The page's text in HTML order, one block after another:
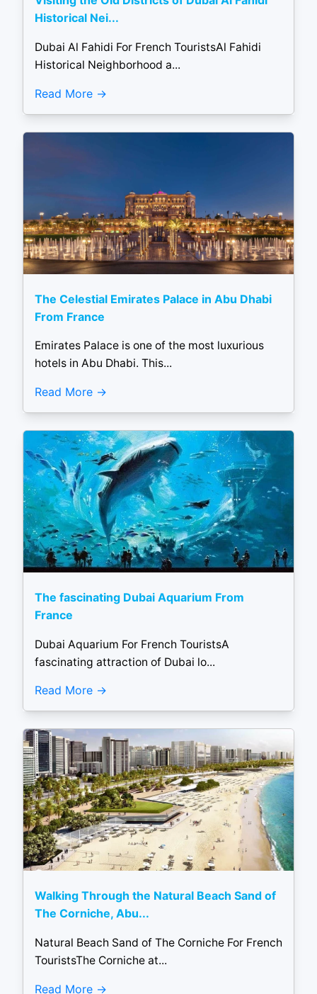
Historical Nei...
Dubai Al Fahidi For French TouristsAl Fahidi
Historical Neighborhood a...
Read More
The Celestial Emirates Palace in Abu Dhabi
From France
Emirates Palace is one of the most luxurious
hotels in Abu Dhabi. This...
Read More
The fascinating Dubai Aquarium From
France
Dubai Aquarium For French TouristsA
fascinating attraction of Dubai lo...
Read More
Walking Through the Natural Beach Sand of
The Corniche, Abu...
Natural Beach Sand of The Corniche For French
TouristsThe Corniche at...
Read More